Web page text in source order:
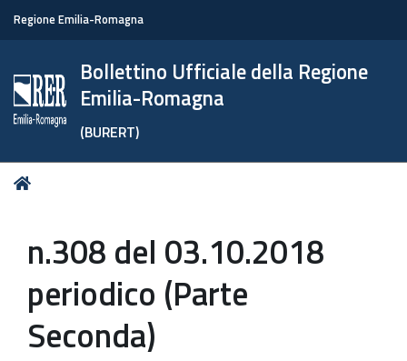
Regione Emilia-Romagna
Bollettino Ufficiale della Regione
Emilia-Romagna
(BURERT)
Tu
n.308 del 03.10.2018
periodico (Parte
Seconda)